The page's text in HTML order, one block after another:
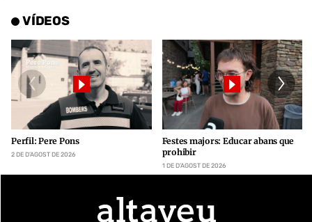
VÍDEOS
Perfil: Pere Pons
2 DE D’AGOST DE 2026
Festes majors: Educar abans que
prohibir
1 DE D’AGOST DE 2026